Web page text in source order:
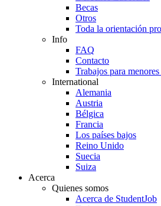
Becas
Otros
Toda la orientación
Info
FAQ
Contacto
Trabajos para
International
Alemania
Austria
Bélgica
Francia
Los países bajos
Reino Unido
Suecia
Suiza
Acerca
Quienes somos
Acerca de StudentJob